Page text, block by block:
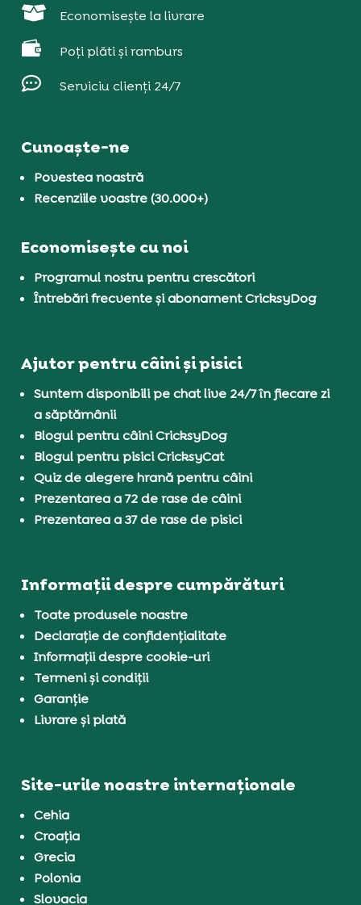
 Economisește la livrare
 Poți plăti și ramburs
 Serviciu clienți 24/7
Cunoaște-ne
Povestea noastră
Recenziile voastre (30.000+)
Economisește cu noi
Programul nostru pentru crescători
Întrebări frecvente și abonament CricksyDog
Ajutor pentru câini și pisici
Suntem disponibili pe chat live 24/7 în fiecare zi
a săptămânii
Blogul pentru câini CricksyDog
Blogul pentru pisici CricksyCat
Quiz de alegere hrană pentru câini
Prezentarea a 72 de rase de câini
Prezentarea a 37 de rase de pisici
Informații despre cumpărături
Toate produsele noastre
Declarație de confidențialitate
Informații despre cookie-uri
Termeni și condiții
Garanție
Livrare și plată
Site-urile noastre internaționale
Cehia
Croația
Grecia
Polonia
Slovacia